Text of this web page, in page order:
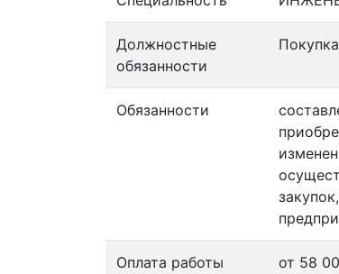
Должностные
обязанности
Обязанности
Оплата работы от 58